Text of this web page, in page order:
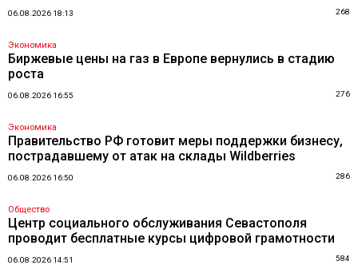
06.08.2026 18:13 268
Экономика
Биржевые цены на газ в Европе вернулись в стадию
роста
06.08.2026 16:55 276
Экономика
Правительство РФ готовит меры поддержки бизнесу,
пострадавшему от атак на склады Wildberries
06.08.2026 16:50 286
Общество
Центр социального обслуживания Севастополя
проводит бесплатные курсы цифровой грамотности
06.08.2026 14:51 584